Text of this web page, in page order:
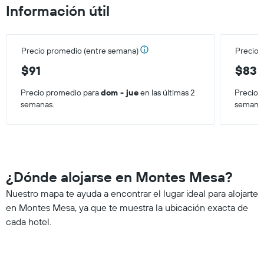
Información útil
Precio promedio (entre semana)
$91
Precio
$83
Precio promedio paradom - jueen las últimas 2
semanas.
Precio
¿Dónde alojarse en Montes Mesa?
Nuestro mapa te ayuda a encontrar el lugar ideal para alojarte
en Montes Mesa, ya que te muestra la ubicación exacta de
cada hotel.